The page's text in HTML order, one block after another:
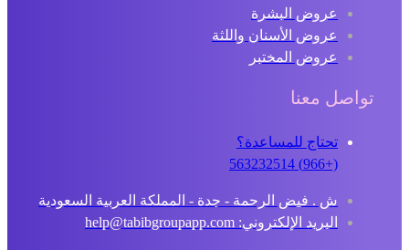
عروض البشرة
عروض الأسنان واللثة
عروض المختبر
تواصل معنا
تحتاج للمساعدة؟
ش . فيض الرحمة - جدة - المملكة العربية السعودية
البريد الإلكتروني: help@tabibgroupapp.com